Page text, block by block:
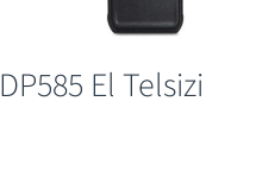
DP585 El Telsizi